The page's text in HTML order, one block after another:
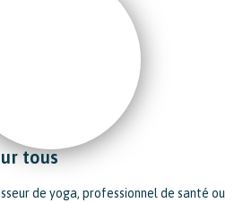
tous
de yoga, professionnel de santé ou